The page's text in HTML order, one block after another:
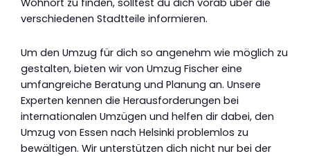
Wohnort zu finden, solltest du dich vorab über die
verschiedenen Stadtteile informieren.
Um den Umzug für dich so angenehm wie möglich zu
gestalten, bieten wir von Umzug Fischer eine
umfangreiche Beratung und Planung an. Unsere
Experten kennen die Herausforderungen bei
internationalen Umzügen und helfen dir dabei, den
Umzug von Essen nach Helsinki problemlos zu
bewältigen. Wir unterstützen dich nicht nur bei der